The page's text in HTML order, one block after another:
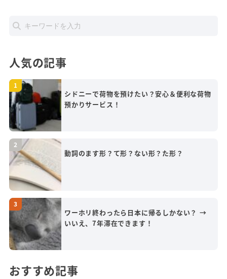
人気の記事
シドニーで荷物を預けたい？安心＆便利な荷物
預かりサービス！
動詞のます形？て形？ない形？た形？
ワーホリ終わったら日本に帰るしかない？ →
いいえ、7年滞在できます！
おすすめ記事